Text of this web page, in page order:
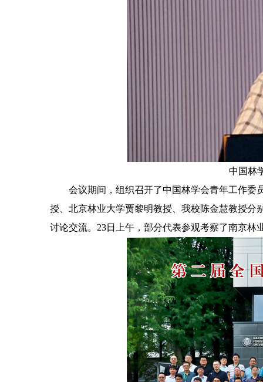
中国林
会议期间，组织召开了中国林学会青年工作委
授、北京林业大学贾黎明教授、我校陈金慧教授
讨论交流。23日上午，部分代表参观考察了南京